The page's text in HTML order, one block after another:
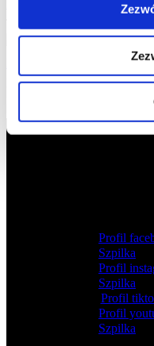
Magdalena Szewczuk
Profil
Szpilka
Profil
Szpilka
Profil
Profil
Szpilka